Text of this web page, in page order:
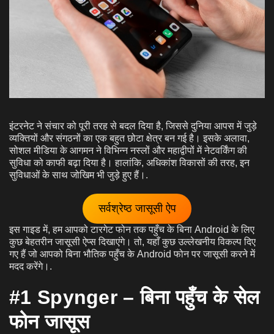
इंटरनेट ने संचार को पूरी तरह से बदल दिया है, जिससे दुनिया आपस में जुड़े
व्यक्तियों और संगठनों का एक बहुत छोटा क्षेत्र बन गई है। इसके अलावा,
सोशल मीडिया के आगमन ने विभिन्न नस्लों और महाद्वीपों में नेटवर्किंग की
सुविधा को काफी बढ़ा दिया है। हालांकि, अधिकांश विकासों की तरह, इन
सुविधाओं के साथ जोखिम भी जुड़े हुए हैं।.
सर्वश्रेष्ठ जासूसी ऐप
इस गाइड में, हम आपको टारगेट फोन तक पहुँच के बिना Android के लिए
कुछ बेहतरीन जासूसी ऐप्स दिखाएंगे। तो, यहाँ कुछ उल्लेखनीय विकल्प दिए
गए हैं जो आपको बिना भौतिक पहुँच के Android फोन पर जासूसी करने में
मदद करेंगे।.
#1 Spynger – बिना पहुँच के सेल
फोन जासूस